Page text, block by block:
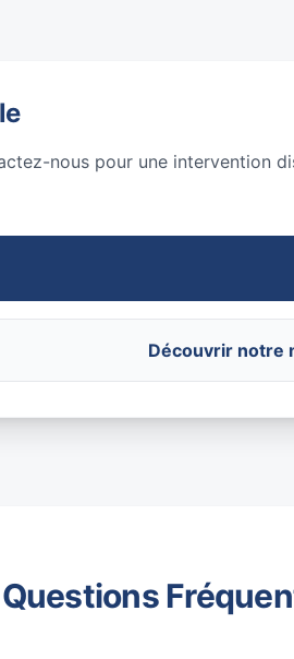
nous pour une intervention
Découvrir notre
Questions